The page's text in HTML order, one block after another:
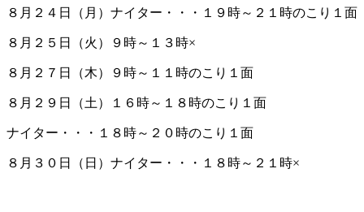
８月２４日（月）ナイター・・・１９時～２１時のこり１面
８月２５日（火）９時～１３時×
８月２７日（木）９時～１１時のこり１面
８月２９日（土）１６時～１８時のこり１面
ナイター・・・１８時～２０時のこり１面
８月３０日（日）ナイター・・・１８時～２１時×